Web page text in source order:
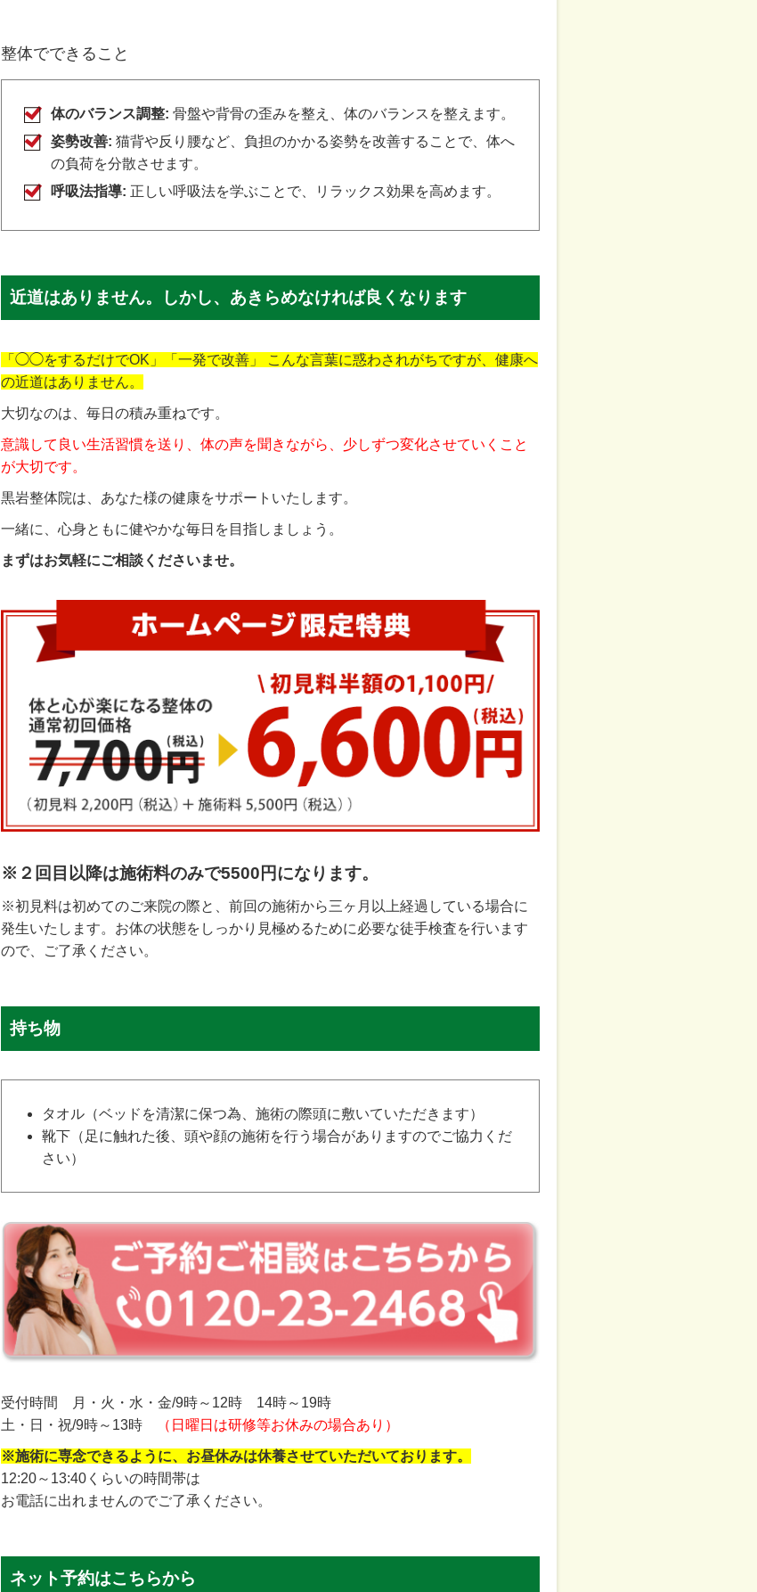
整体でできること
体のバランス調整: 骨盤や背骨の歪みを整え、体のバランスを整えます。
姿勢改善: 猫背や反り腰など、負担のかかる姿勢を改善することで、体へ
の負荷を分散させます。
呼吸法指導: 正しい呼吸法を学ぶことで、リラックス効果を高めます。
近道はありません。しかし、あきらめなければ良くなります
「◯◯をするだけでOK」「一発で改善」 こんな言葉に惑わされがちですが、健康へ
の近道はありません。
大切なのは、毎日の積み重ねです。
意識して良い生活習慣を送り、体の声を聞きながら、少しずつ変化させていくこと
が大切です。
黒岩整体院は、あなた様の健康をサポートいたします。
一緒に、心身ともに健やかな毎日を目指しましょう。
まずはお気軽にご相談くださいませ。
※２回目以降は施術料のみで5500円になります。
※初見料は初めてのご来院の際と、前回の施術から三ヶ月以上経過している場合に
発生いたします。お体の状態をしっかり見極めるために必要な徒手検査を行います
ので、ご了承ください。
持ち物
タオル（ベッドを清潔に保つ為、施術の際頭に敷いていただきます）
靴下（足に触れた後、頭や顔の施術を行う場合がありますのでご協力くだ
さい）
受付時間 月・火・水・金/9時～12時 14時～19時
土・日・祝/9時～13時
（日曜日は研修等お休みの場合あり）
※施術に専念できるように、お昼休みは休養させていただいております。
12:20～13:40くらいの時間帯は
お電話に出れませんのでご了承ください。
ネット予約はこちらから